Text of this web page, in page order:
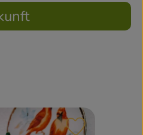
Rezept zu